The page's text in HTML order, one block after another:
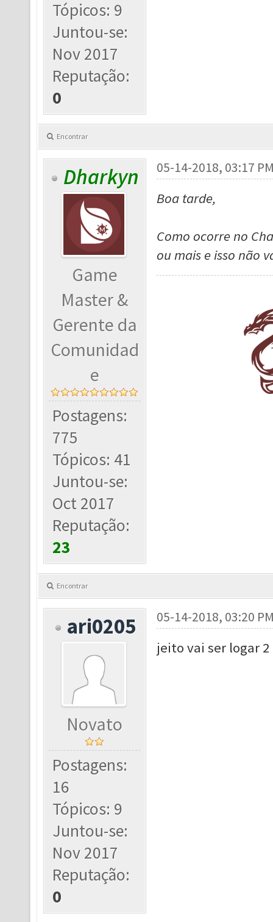
Tópicos: 9
Juntou-se:
Nov 2017
Reputação:
0
Encontrar
Dharkyn
Game
Master &
Gerente da
Comunidad
e
Postagens:
775
Tópicos: 41
Juntou-se:
Oct 2017
Reputação:
23
05-14-2018, 03:17
Boa tarde,
Como ocorre no
ou mais e isso não
Encontrar
ari0205
Novato
Postagens:
16
Tópicos: 9
Juntou-se:
Nov 2017
Reputação:
0
05-14-2018, 03:20
jeito vai ser logar